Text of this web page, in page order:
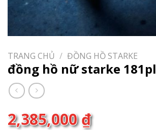
TRANG CHỦ / ĐỒNG HỒ STARKE
đồng hồ nữ starke 181pl
2,385,000₫